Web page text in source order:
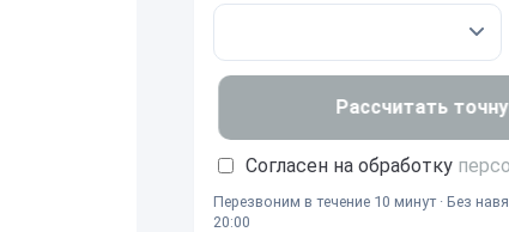
Рассчитать
Согласен на обработку
Перезвоним в течение 10 минут · Без
20:00